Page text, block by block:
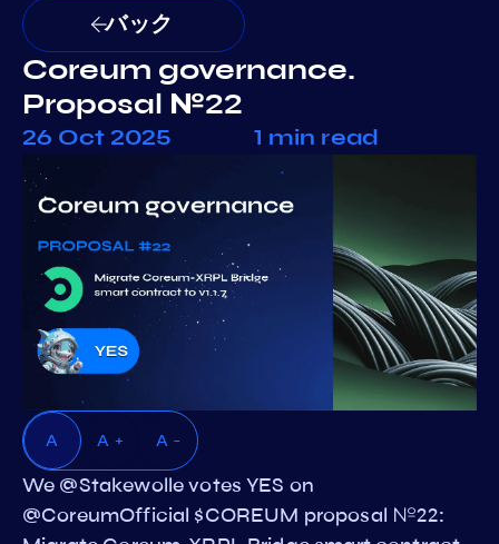
バック
Coreum governance.
Proposal №22
26 Oct 2025 1 min read
A A + A -
We @Stakewolle votes YES on
@CoreumOfficial $COREUM proposal №22: